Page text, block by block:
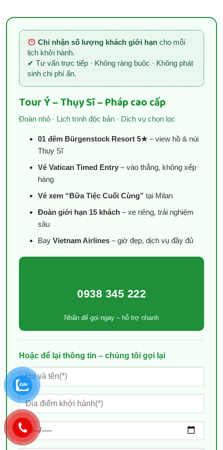
Chỉ nhận số lượng khách giới hạncho mỗi
lịch khởi hành.
✔ Tư vấn trực tiếp · Không ràng buộc · Không phát
sinh chi phí ẩn.
Tour Ý – Thụy Sĩ – Pháp cao cấp
Đoàn nhỏ · Lịch trình độc bản · Dịch vụ chọn lọc
01 đêm Bürgenstock Resort 5★– view hồ & núi
Thụy Sĩ
Vé Vatican Timed Entry– vào thẳng, không xếp
hàng
Vé xem “Bữa Tiệc Cuối Cùng” tại Milan
Đoàn giới hạn 15 khách– xe riêng, trải nghiệm
sâu
Bay Vietnam Airlines– giờ đẹp, dịch vụ đầy đủ
0938 345 222
Nhấn để gọi ngay – hỗ trợ nhanh
Hoặc để lại thông tin – chúng tôi gọi lại